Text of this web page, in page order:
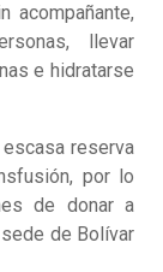
acompañante,
llevar
e hidratarse
reserva
por lo
de donar a
de Bolívar